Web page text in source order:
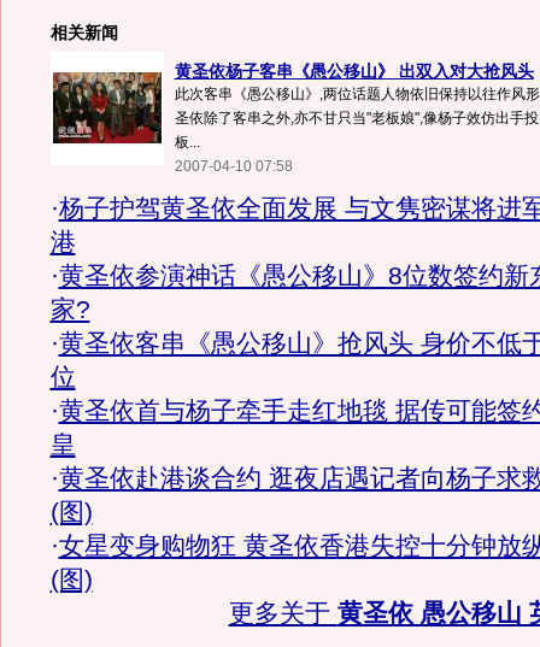
相关新闻
黄圣依杨子客串《愚公移山》 出双入对大抢风头
此次客串《愚公移山》,两位话题人物依旧保持以往作风
圣依除了客串之外,亦不甘只当"老板娘",像杨子效仿出手
板...
2007-04-10 07:58
·杨子护驾黄圣依全面发展 与文隽密谋将进
港
·黄圣依参演神话《愚公移山》8位数签约新
家?
·黄圣依客串《愚公移山》抢风头 身价不低
位
·黄圣依首与杨子牵手走红地毯 据传可能签
皇
·黄圣依赴港谈合约 逛夜店遇记者向杨子求
(图)
·女星变身购物狂 黄圣依香港失控十分钟放
(图)
更多关于 黄圣依 愚公移山